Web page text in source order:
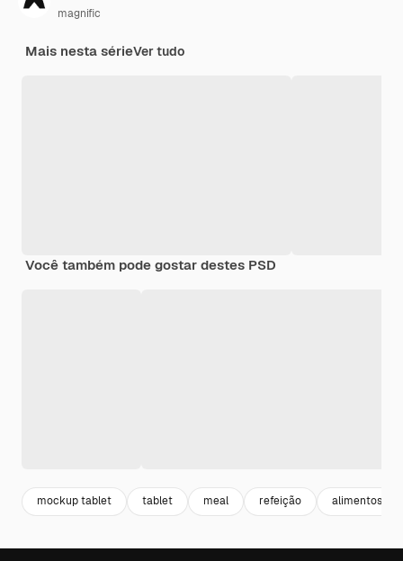
magnific
Mais nesta sérieVer tudo
Você também pode gostar destes PSD
mockup tablet tablet meal refeição alimentos